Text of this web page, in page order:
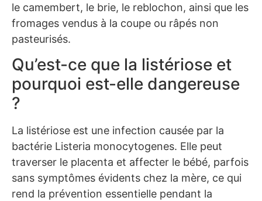
le camembert, le brie, le reblochon, ainsi que les
fromages vendus à la coupe ou râpés non
pasteurisés.
Qu’est-ce que la listériose et
pourquoi est-elle dangereuse
?
La listériose est une infection causée par la
bactérie Listeria monocytogenes. Elle peut
traverser le placenta et affecter le bébé, parfois
sans symptômes évidents chez la mère, ce qui
rend la prévention essentielle pendant la